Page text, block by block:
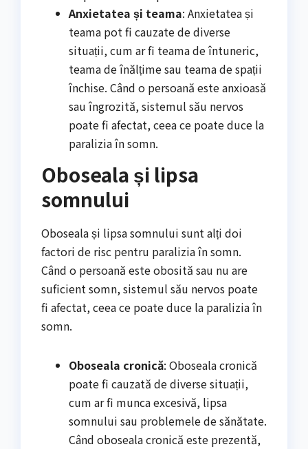
Anxietatea și teama: Anxietatea și
teama pot fi cauzate de diverse
situații, cum ar fi teama de întuneric,
teama de înălțime sau teama de spații
închise. Când o persoană este anxioasă
sau îngrozită, sistemul său nervos
poate fi afectat, ceea ce poate duce la
paralizia în somn.
Oboseala și lipsa
somnului
Oboseala și lipsa somnului sunt alți doi
factori de risc pentru paralizia în somn.
Când o persoană este obosită sau nu are
suficient somn, sistemul său nervos poate
fi afectat, ceea ce poate duce la paralizia în
somn.
Oboseala cronică: Oboseala cronică
poate fi cauzată de diverse situații,
cum ar fi munca excesivă, lipsa
somnului sau problemele de sănătate.
Când oboseala cronică este prezentă,